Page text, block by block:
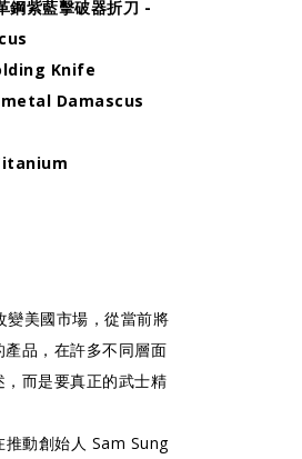
紫藍擊破器折刀 -
Knife
Damascus
美國市場，從當前將
品，在許多不同層面
而是要真正的武士精
動創始人 Sam Sung